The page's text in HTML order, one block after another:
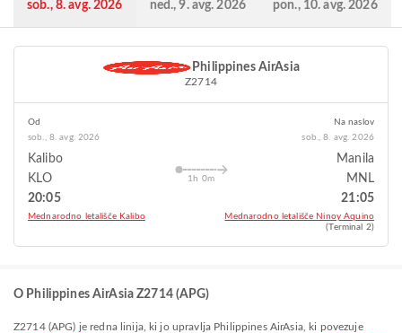
sob., 8. avg. 2026 ned., 9. avg. 2026 pon., 10. avg. 2026
Philippines AirAsia
Z2714
Od
sob., 8. avg. 2026
Kalibo
KLO
20:05
Mednarodno letališče Kalibo
1h 0m
Na naslov
sob., 8. avg. 2026
Manila
MNL
21:05
Mednarodno letališče Ninoy Aquino
(Terminal 2)
O Philippines AirAsia Z2714 (APG)
Z2714(APG) je redna linija, ki jo upravlja Philippines AirAsia, ki povezuje